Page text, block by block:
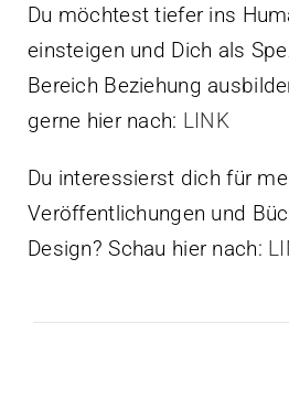
Du möchtest tiefer ins
einsteigen und Dich als
Bereich Beziehung
gerne hier nach: LINK
Du interessierst dich für
Veröffentlichungen und
Design? Schau hier nach: